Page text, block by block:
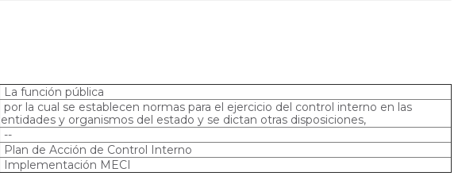
La función pública
por la cual se establecen normas para el ejercicio del control interno en las
entidades y organismos del estado y se dictan otras disposiciones,
--
Plan de Acción de Control Interno
Implementación MECI